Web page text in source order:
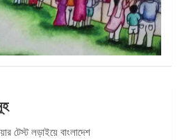
টেস্ট লড়াইয়ে বাংলাদেশ